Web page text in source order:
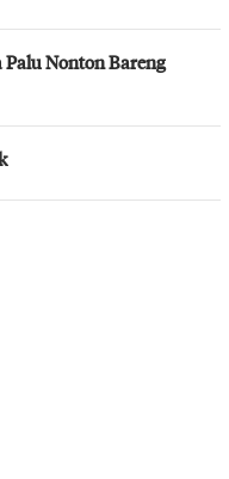
Nonton Bareng